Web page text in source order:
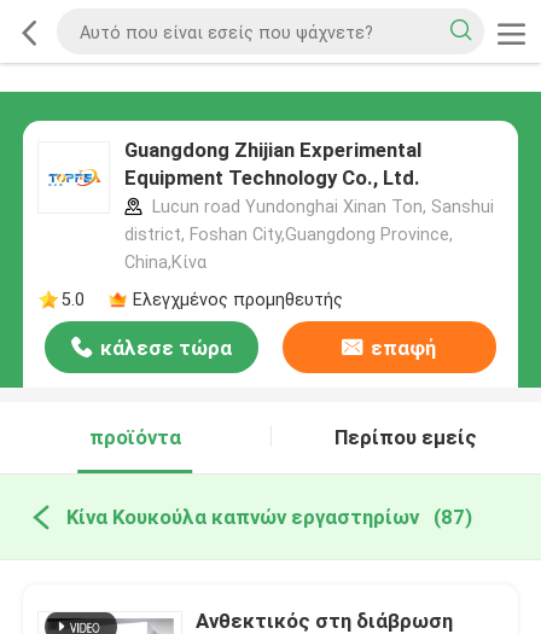
Guangdong Zhijian Experimental
Equipment Technology Co., Ltd.
Lucun road Yundonghai Xinan Ton, Sanshui
district, Foshan City,Guangdong Province,
China,Κίνα
5.0
Ελεγχμένος προμηθευτής
κάλεσε τώρα επαφή
προϊόντα Περίπου εμείς
Κίνα Κουκούλα καπνών εργαστηρίων (87)
Ανθεκτικός στη διάβρωση